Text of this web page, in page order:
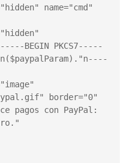
BEGIN PKCS7-----
border="0"
pagos con PayPal: